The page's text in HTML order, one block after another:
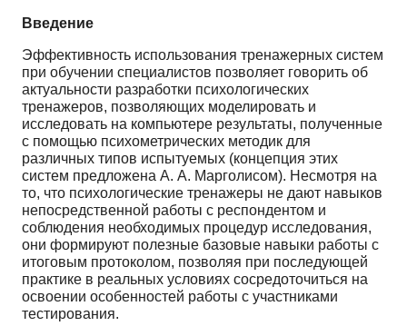
Введение
Эффективность использования тренажерных систем
при обучении специалистов позволяет говорить об
актуальности разработки психологических
тренажеров, позволяющих моделировать и
исследовать на компьютере результаты, полученные
с помощью психометрических методик для
различных типов испытуемых (концепция этих
систем предложена А. А. Марголисом). Несмотря на
то, что психологические тренажеры не дают навыков
непосредственной работы с респондентом и
соблюдения необходимых процедур исследования,
они формируют полезные базовые навыки работы с
итоговым протоколом, позволяя при последующей
практике в реальных условиях сосредоточиться на
освоении особенностей работы с участниками
тестирования.